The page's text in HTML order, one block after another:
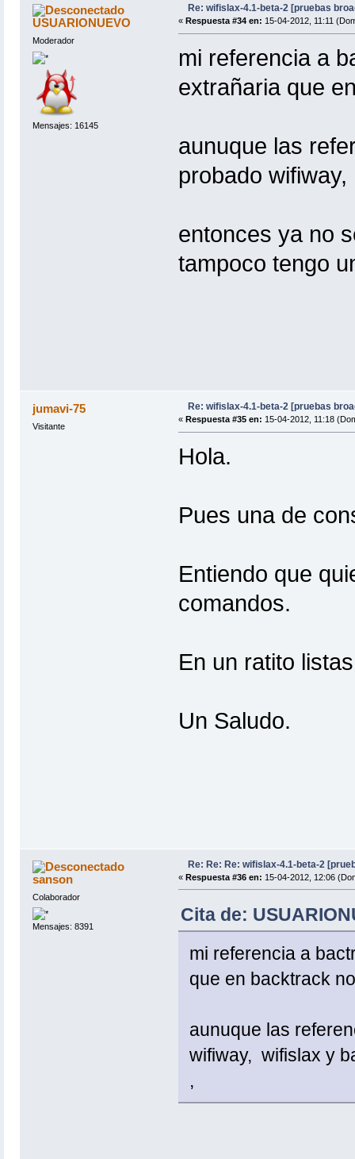
USUARIONUEVO
Moderador
Mensajes: 16145
Re: wifislax-4.1-beta-2 [pruebas
« Respuesta #34 en: 15-04-2012, 11:11
mi referencia a
extrañaria que
aunuque las
probado
entonces ya no
tampoco tengo
jumavi-75
Visitante
Re: wifislax-4.1-beta-2 [pruebas
« Respuesta #35 en: 15-04-2012, 11:18
Hola.
Pues una de
Entiendo que
comandos.
En un ratito
Un Saludo.
sanson
Colaborador
Mensajes: 8391
Re: Re: Re: wifislax-4.1-beta-2
« Respuesta #36 en: 15-04-2012, 12:06
Cita de:
mi referencia a
que en backtrack
aunuque las
wifiway, wifislax y
,